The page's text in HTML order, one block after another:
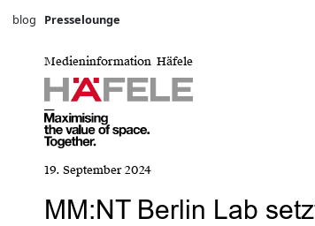
blog Presselounge
Medieninformation Häfele
19. September 2024
MM:NT Berlin Lab